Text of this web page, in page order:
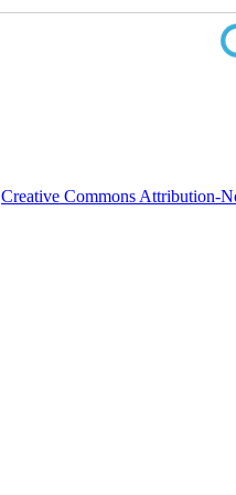
Creative Commons Attribution-